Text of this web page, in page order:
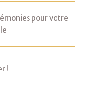
pour votre
!